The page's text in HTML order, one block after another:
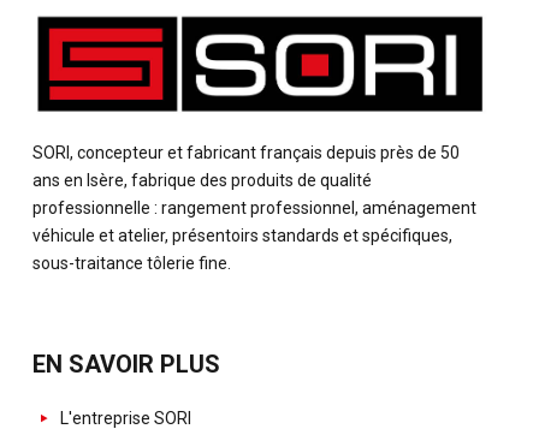
SORI, concepteur et fabricant français depuis près de 50
ans en Isère, fabrique des produits de qualité
professionnelle : rangement professionnel, aménagement
véhicule et atelier, présentoirs standards et spécifiques,
sous-traitance tôlerie fine.
EN SAVOIR PLUS
L'entreprise SORI